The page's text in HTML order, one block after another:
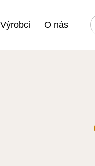
Výrobci O nás